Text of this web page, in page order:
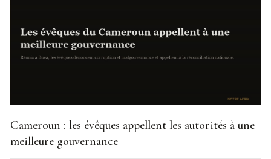
Cameroun : les évêques appellent les autorités à une
meilleure gouvernance